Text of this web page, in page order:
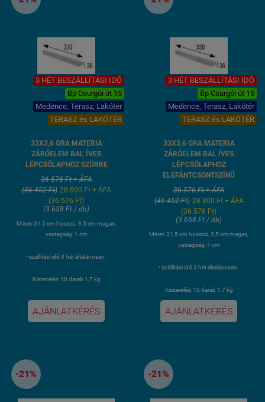
3 HÉT BESZÁLLÍTÁSI IDŐ
Bp Csurgói út 15
Medence, Terasz, Lakótér
TERASZ és LAKÓTÉR
33X3,6 GRA MATERIA
ZÁRÓELEM BAL ÍVES
LÉPCSŐLAPHOZ SZÜRKE
36 576 Ft + ÁFA
(46 452 Ft) 28 800 Ft + ÁFA
(36 576 Ft)
(3 658 Ft / db)
Méret: 31,5 cm hosszú, 3,5 cm magas,
vastagság: 1 cm
• szállítási idő 3 hét általánosan.
Kiszerelés: 10 darab 1,7 kg
AJÁNLATKÉRÉS
3 HÉT BESZÁLLÍTÁSI IDŐ
Bp Csurgói út 15
Medence, Terasz, Lakótér
TERASZ és LAKÓTÉR
33X3,6 GRA MATERIA
ZÁRÓELEM BAL ÍVES
LÉPCSŐLAPHOZ
ELEFÁNTCSONTSZÍNŰ
36 576 Ft + ÁFA
(46 452 Ft) 28 800 Ft + ÁFA
(36 576 Ft)
(3 658 Ft / db)
Méret: 31,5 cm hosszú, 3,5 cm magas,
vastagság: 1 cm
• szállítási idő 3 hét általánosan.
Kiszerelés: 10 darab 1,7 kg
AJÁNLATKÉRÉS
-21% -21%